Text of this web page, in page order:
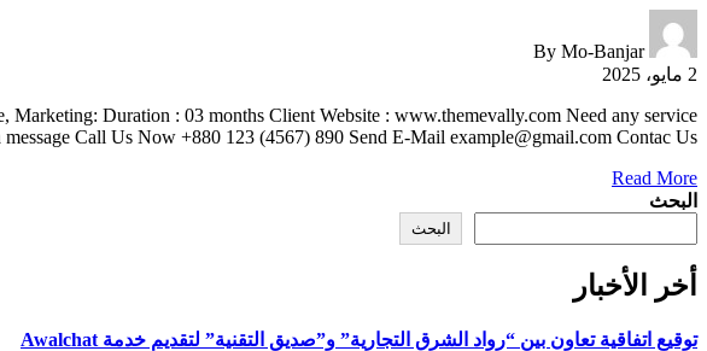
By Mo-Banjar
2 مايو، 2025
Marketing: Duration : 03 months Client Website : www.themevally.com Need any service
Call Us Now +880 123 (4567) 890 Send E-Mail example@gmail.com Contac Us
Read More
البحث
البحث
أخر الأخبار
توقيع اتفاقية تعاون بين “رواد الشرق التجارية” و”صديق التقنية” لتقديم خدمة Awalchat